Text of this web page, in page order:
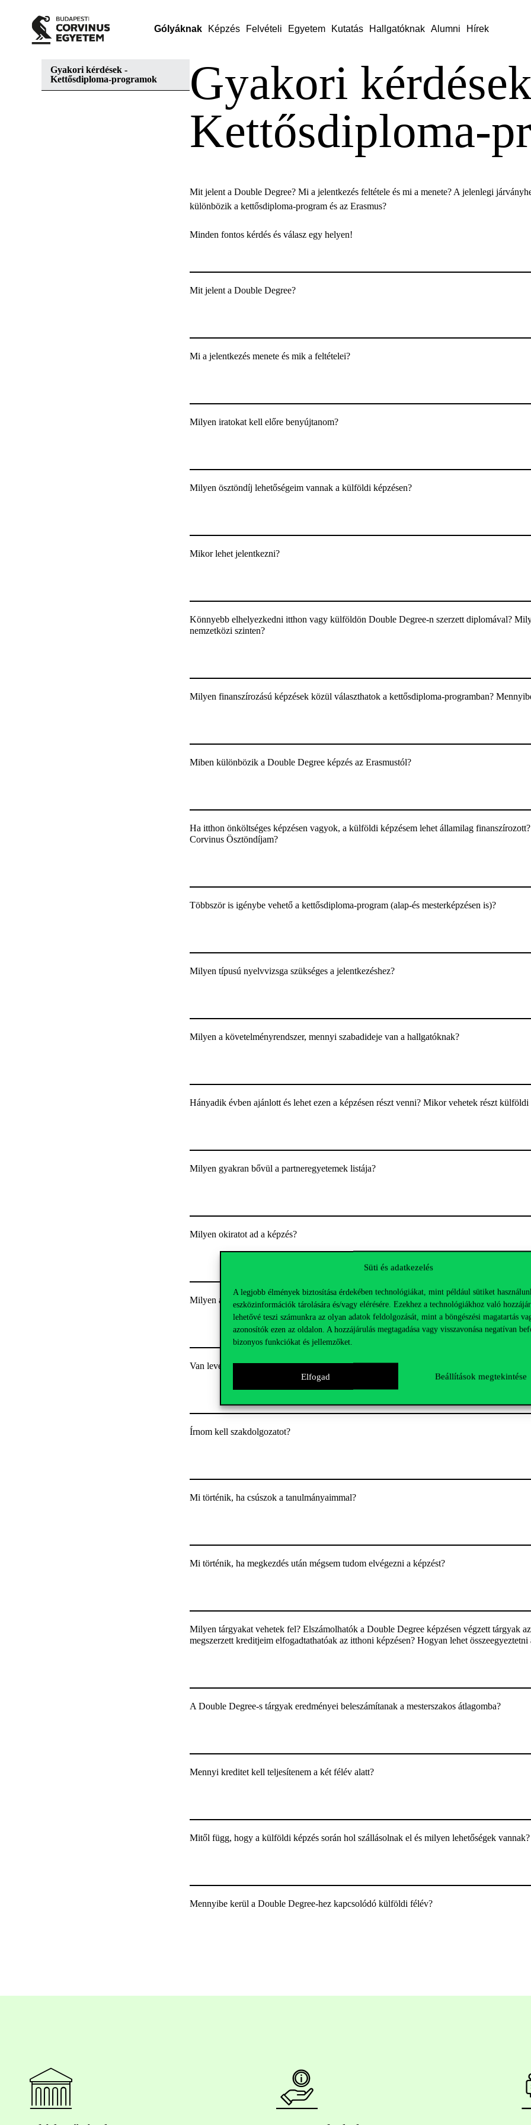
Süti és adatkezelés
A legjobb élmények biztosítása érdekében technológiákat, mint például sütiket
eszközinformációk tárolására és/vagy elérésére. Ezekhez a technológiákhoz való
lehetővé teszi számunkra az olyan adatok feldolgozását, mint a böngészési magatartás
azonosítók ezen az oldalon. A hozzájárulás megtagadása vagy visszavonása negatívan
bizonyos funkciókat és jellemzőket.
Elfogad Beállítások megtekintése
Gólyáknak Képzés Felvételi Egyetem Kutatás Hallgatóknak Alumni Hírek
Gyakori kérdések -
Kettősdiploma-programok
Gyakori
Kettősdiploma-
Mit jelent a Double Degree? Mi a jelentkezés feltétele és mi a menete? A jelenlegi
különbözik a kettősdiploma-program és az Erasmus?
Minden fontos kérdés és válasz egy helyen!
Mit jelent a Double Degree?
Mi a jelentkezés menete és mik a feltételei?
Milyen iratokat kell előre benyújtanom?
Milyen ösztöndíj lehetőségeim vannak a külföldi képzésen?
Mikor lehet jelentkezni?
Könnyebb elhelyezkedni itthon vagy külföldön Double Degree-n szerzett diplomával?
nemzetközi szinten?
Milyen finanszírozású képzések közül választhatok a kettősdiploma-programban?
Miben különbözik a Double Degree képzés az Erasmustól?
Ha itthon önköltséges képzésen vagyok, a külföldi képzésem lehet államilag
Corvinus Ösztöndíjam?
Többször is igénybe vehető a kettősdiploma-program (alap-és mesterképzésen is)?
Milyen típusú nyelvvizsga szükséges a jelentkezéshez?
Milyen a követelményrendszer, mennyi szabadideje van a hallgatóknak?
Hányadik évben ajánlott és lehet ezen a képzésen részt venni? Mikor vehetek részt külföldi
Milyen gyakran bővül a partneregyetemek listája?
Milyen okiratot ad a képzés?
Milyen átlagot kell előzetesen teljesítenem?
Van levelezős forma is?
Írnom kell szakdolgozatot?
Mi történik, ha csúszok a tanulmányaimmal?
Mi történik, ha megkezdés után mégsem tudom elvégezni a képzést?
Milyen tárgyakat vehetek fel? Elszámolhatók a Double Degree képzésen végzett tárgyak
megszerzett kreditjeim elfogadtathatóak az itthoni képzésen? Hogyan lehet
A Double Degree-s tárgyak eredményei beleszámítanak a mesterszakos átlagomba?
Mennyi kreditet kell teljesítenem a két félév alatt?
Mitől függ, hogy a külföldi képzés során hol szállásolnak el és milyen lehetőségek vannak?
Mennyibe kerül a Double Degree-hez kapcsolódó külföldi félév?